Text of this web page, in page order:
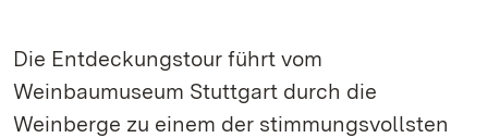
Die Entdeckungstour führt vom
Weinbaumuseum Stuttgart durch die
Weinberge zu einem der stimmungsvollsten